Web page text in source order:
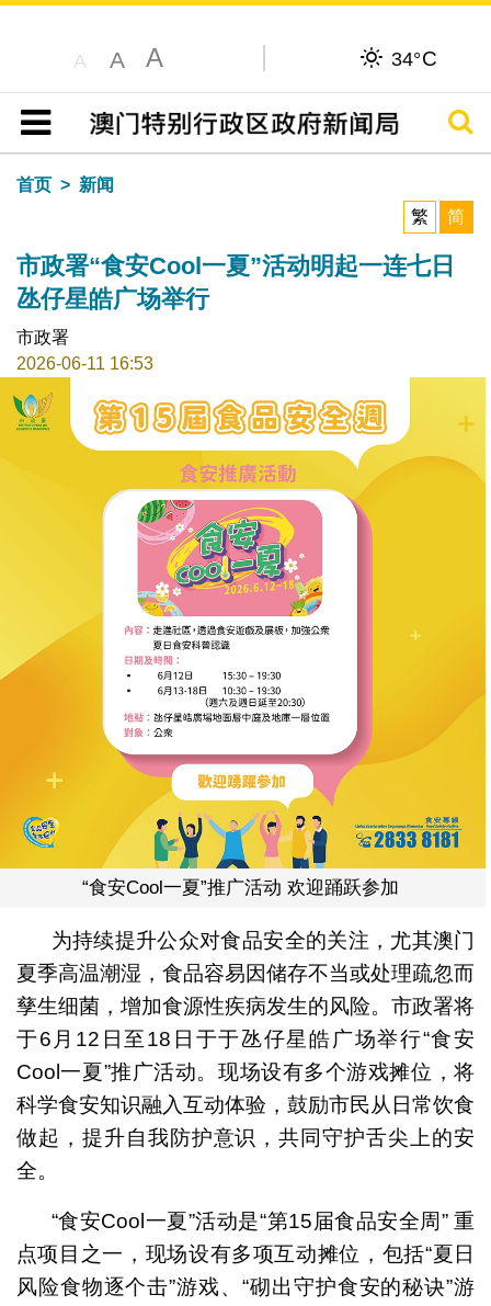
A A A 34°C
目录
搜寻
首页
新闻
繁
简
市政署“食安Cool一夏”活动明起一连七日
氹仔星皓广场举行
市政署
2026-06-11 16:53
“食安Cool一夏”推广活动 欢迎踊跃参加
为持续提升公众对食品安全的关注，尤其澳门
夏季高温潮湿，食品容易因储存不当或处理疏忽而
孳生细菌，增加食源性疾病发生的风险。市政署将
于6月12日至18日于于氹仔星皓广场举行“食安
Cool一夏”推广活动。现场设有多个游戏摊位，将
科学食安知识融入互动体验，鼓励市民从日常饮食
做起，提升自我防护意识，共同守护舌尖上的安
全。
“食安Cool一夏”活动是“第15届食品安全周” 重
点项目之一，现场设有多项互动摊位，包括“夏日
风险食物逐个击”游戏、“砌出守护食安的秘诀”游